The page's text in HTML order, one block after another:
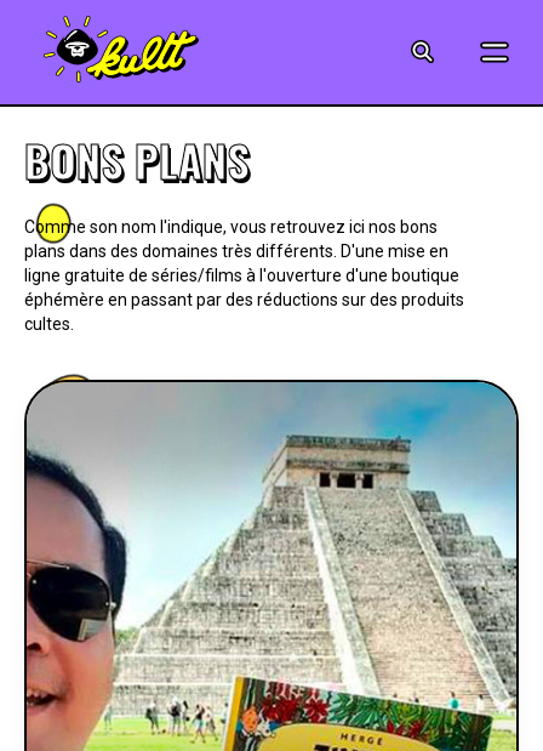
MUSIQUE
JEUX-VIDÉO
VINTAGE
PEOPLE
FOOD
BONS PLANS
BONS PLANS
Comme son nom l'indique, vous retrouvez ici nos bons
plans dans des domaines très différents. D'une mise en
ligne gratuite de séries/films à l'ouverture d'une boutique
éphémère en passant par des réductions sur des produits
cultes.